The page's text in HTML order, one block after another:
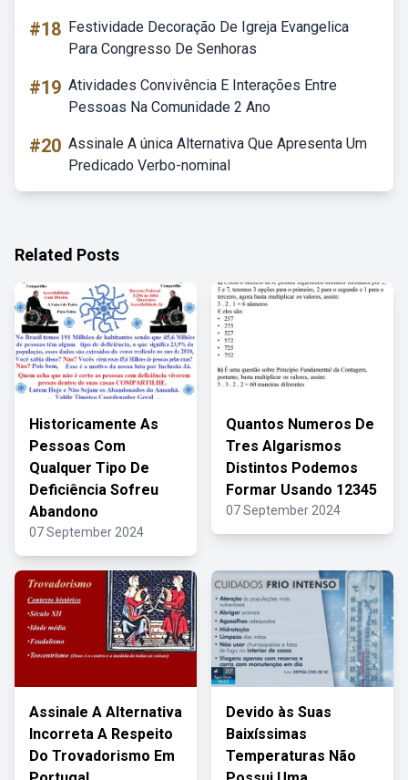
#18 Festividade Decoração De Igreja Evangelica
Para Congresso De Senhoras
#19 Atividades Convivência E Interações Entre
Pessoas Na Comunidade 2 Ano
#20 Assinale A única Alternativa Que Apresenta Um
Predicado Verbo-nominal
Related Posts
Historicamente As
Pessoas Com
Qualquer Tipo De
Deficiência Sofreu
Abandono
07 September 2024
Quantos Numeros De
Tres Algarismos
Distintos Podemos
Formar Usando 12345
07 September 2024
Assinale A Alternativa
Incorreta A Respeito
Do Trovadorismo Em
Devido às Suas
Baixíssimas
Temperaturas Não